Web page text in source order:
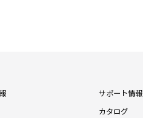
サポート情報
カタログ